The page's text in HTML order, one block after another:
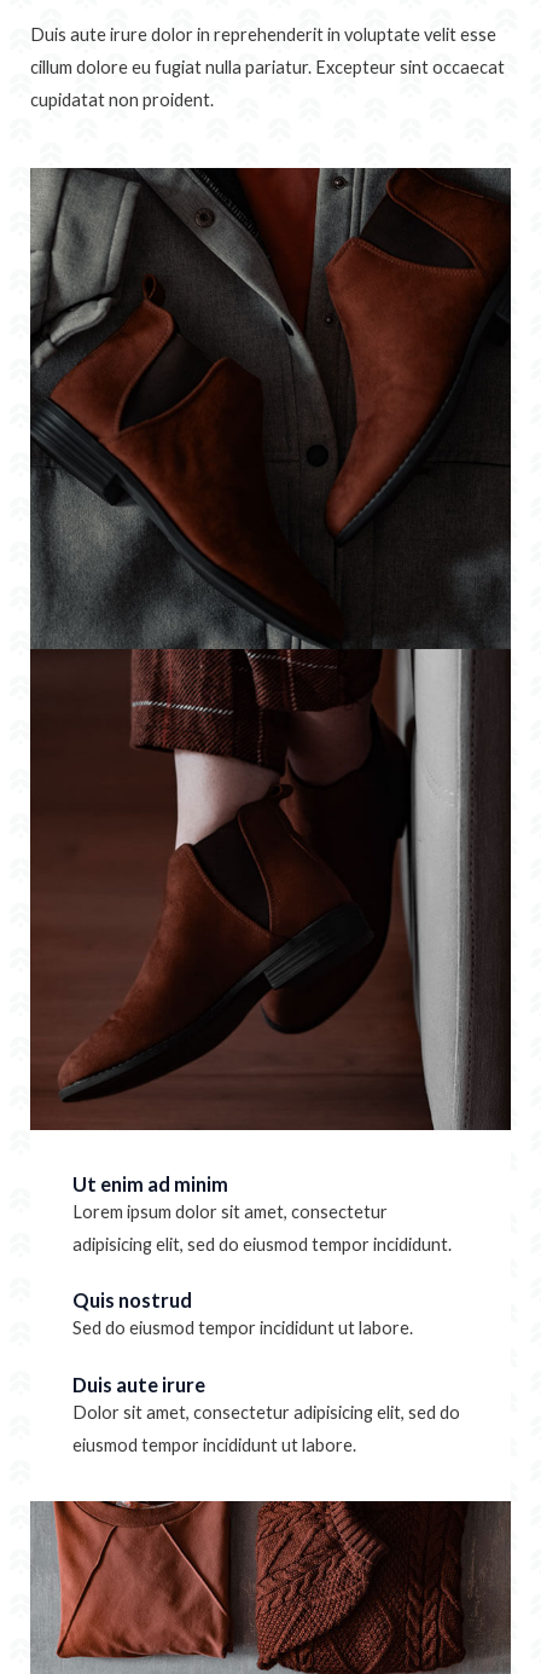
Duis aute irure dolor in reprehenderit in voluptate velit esse
cillum dolore eu fugiat nulla pariatur. Excepteur sint occaecat
cupidatat non proident.
Ut enim ad minim
Lorem ipsum dolor sit amet, consectetur
adipisicing elit, sed do eiusmod tempor incididunt.
Quis nostrud
Sed do eiusmod tempor incididunt ut labore.
Duis aute irure
Dolor sit amet, consectetur adipisicing elit, sed do
eiusmod tempor incididunt ut labore.